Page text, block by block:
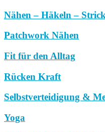
Nähen – Häkeln –
Patchwork Nähen
Fit für den Alltag
Rücken Kraft
Selbstverteidigung &
Yoga